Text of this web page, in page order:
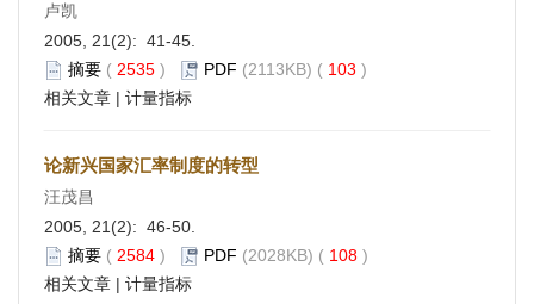
卢凯
2005, 21(2): 41-45.
摘要 ( 2535 ) PDF (2113KB) ( 103 )
相关文章 | 计量指标
论新兴国家汇率制度的转型
汪茂昌
2005, 21(2): 46-50.
摘要 ( 2584 ) PDF (2028KB) ( 108 )
相关文章 | 计量指标